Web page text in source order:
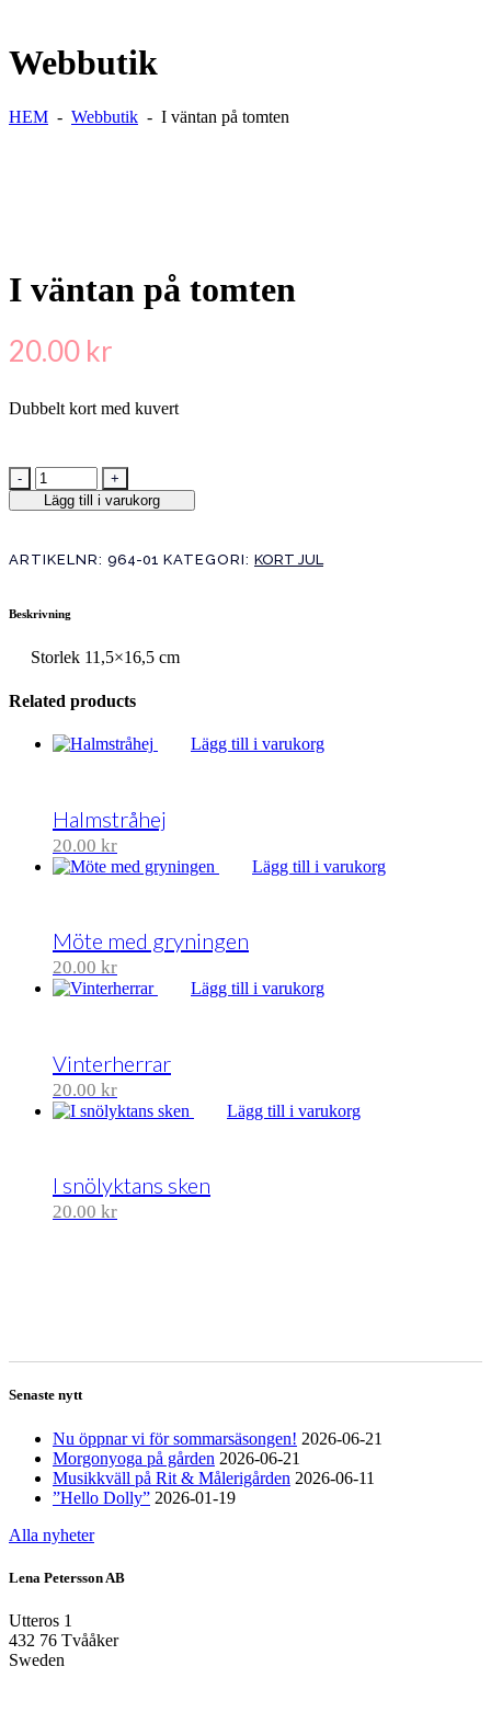
Webbutik
HEM - Webbutik - I väntan på tomten
I väntan på tomten
20.00 kr
Dubbelt kort med kuvert
Lägg till i varukorg
ARTIKELNR: 964-01 KATEGORI: KORT JUL
Beskrivning
Storlek 11,5×16,5 cm
Related products
Lägg till i varukorg
Halmstråhej
20.00 kr
Lägg till i varukorg
Möte med gryningen
20.00 kr
Lägg till i varukorg
Vinterherrar
20.00 kr
Lägg till i varukorg
I snölyktans sken
20.00 kr
Senaste nytt
Nu öppnar vi för sommarsäsongen! 2026-06-21
Morgonyoga på gården 2026-06-21
Musikkväll på Rit & Målerigården 2026-06-11
”Hello Dolly” 2026-01-19
Alla nyheter
Lena Petersson AB
Utteros 1
432 76 Tvååker
Sweden